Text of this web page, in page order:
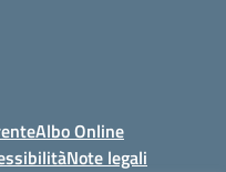
Albo Online
Note legali